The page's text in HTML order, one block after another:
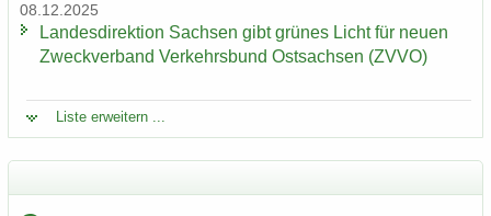
08.12.2025
Lan­des­di­rek­ti­on Sach­sen gibt grü­nes Licht für neuen
Zweck­ver­band Ver­kehrs­bund Ost­sach­sen (ZVVO)
Liste er­wei­tern ...